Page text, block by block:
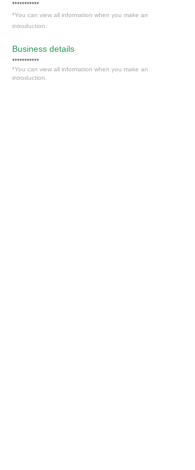
***********
*You can view all information when you make an
introduction.
​Business details
***********
*You can view all information when you make an
introduction.